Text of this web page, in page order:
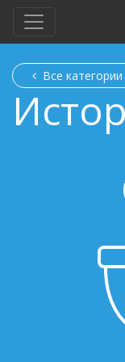
Все категории